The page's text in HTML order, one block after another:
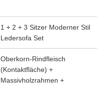
1 + 2 + 3 Sitzer Moderner Stil
Ledersofa Set
Oberkorn-Rindfleisch
(Kontaktfläche) +
Massivholzrahmen +